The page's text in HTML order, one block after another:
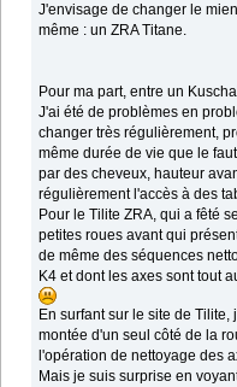
J'envisage de changer le
même : un ZRA Titane.
Pour ma part, entre un
J'ai été de problèmes en
changer très régulièrement,
même durée de vie que le
par des cheveux, hauteur
régulièrement l'accès à des
Pour le Tilite ZRA, qui a fêté
petites roues avant qui
de même des séquences
K4 et dont les axes sont tout
En surfant sur le site de
montée d'un seul côté de la
l'opération de nettoyage des
Mais je suis surprise en